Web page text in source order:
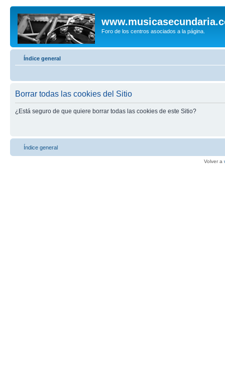
Foro de los centros asociados a la página.
Índice general
Borrar todas las cookies del Sitio
¿Está seguro de que quiere borrar todas las cookies de este Sitio?
Índice general
Volver a